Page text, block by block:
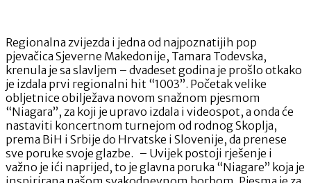
Regionalna zvijezda i jedna od najpoznatijih pop
pjevačica Sjeverne Makedonije, Tamara Todevska,
krenula je sa slavljem – dvadeset godina je prošlo otkako
je izdala prvi regionalni hit “1003”. Početak velike
obljetnice obilježava novom snažnom pjesmom
“Niagara”, za koji je upravo izdala i videospot, a onda će
nastaviti koncertnom turnejom od rodnog Skoplja,
prema BiH i Srbije do Hrvatske i Slovenije, da prenese
sve poruke svoje glazbe. – Uvijek postoji rješenje i
važno je ići naprijed, to je glavna poruka “Niagare” koja je